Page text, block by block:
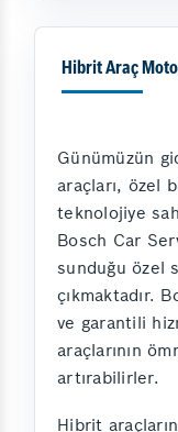
Hibrit Araç
Günümüzün
araçları, özel
teknolojiye
Bosch Car
sunduğu özel
çıkmaktadır.
ve garantili
araçlarının
artırabilirler.
Hibrit